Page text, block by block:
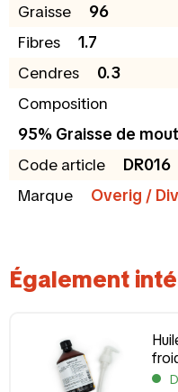
Graisse
96
Fibres
1.7
Cendres
0.3
Composition
95% Graisse de
Code article
DR016
Marque
Overig /
Également